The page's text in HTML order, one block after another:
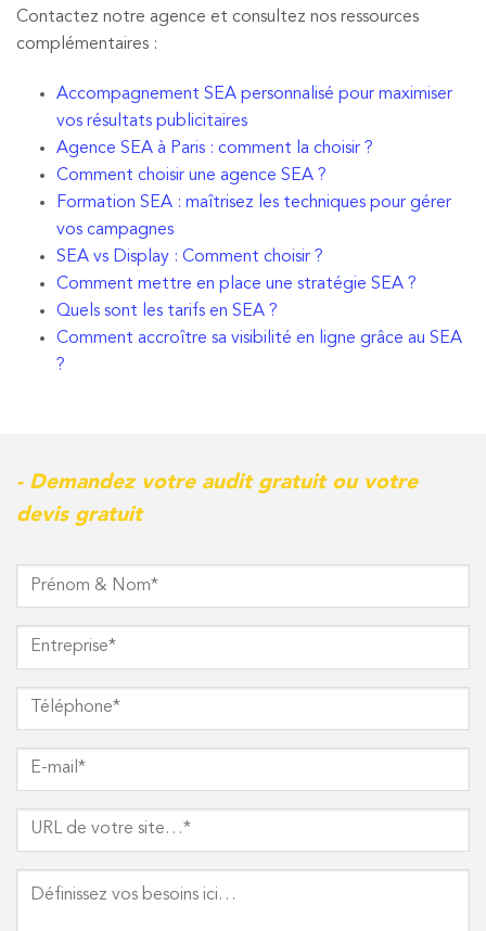
Contactez notre agence et consultez nos ressources
complémentaires :
Accompagnement SEA personnalisé pour maximiser
vos résultats publicitaires
Agence SEA à Paris : comment la choisir ?
Comment choisir une agence SEA ?
Formation SEA : maîtrisez les techniques pour gérer
vos campagnes
SEA vs Display : Comment choisir ?
Comment mettre en place une stratégie SEA ?
Quels sont les tarifs en SEA ?
Comment accroître sa visibilité en ligne grâce au SEA
?
- Demandez votre audit gratuit ou votre
devis gratuit